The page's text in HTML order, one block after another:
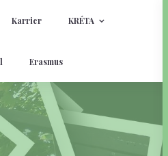
Karrier KRÉTA
Erasmus